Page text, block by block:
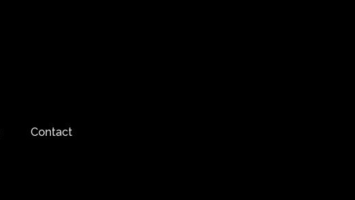
Contact